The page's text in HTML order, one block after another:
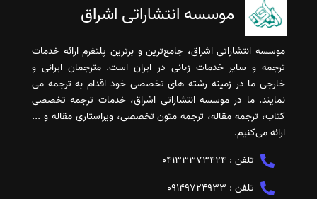
موسسه انتشاراتی اشراق
موسسه انتشاراتی اشراق، جامع‌ترین و برترین پلتفرم ارائه خدمات
ترجمه و سایر خدمات زبانی در ایران است. مترجمان ایرانی و
خارجی ما در زمینه رشته های تخصصی خود اقدام به ترجمه می
نمایند. ما در موسسه انتشاراتی اشراق، خدمات ترجمه تخصصی
کتاب، ترجمه مقاله، ترجمه متون تخصصی، ویراستاری مقاله و ...
ارائه می‌کنیم.
تلفن : 04133373424
تلفن : 09149724933